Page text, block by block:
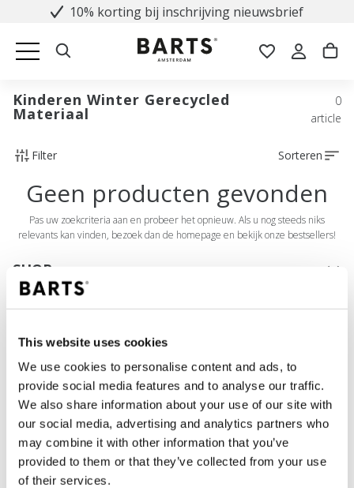
This website uses cookies
We use cookies to personalise content and ads, to
provide social media features and to analyse our traffic.
We also share information about your use of our site with
our social media, advertising and analytics partners who
may combine it with other information that you’ve
provided to them or that they’ve collected from your use
of their services.
10% korting bij inschrijving nieuwsbrief
Kinderen Winter Gerecycled
Materiaal
0
article
Filter Sorteren
Geen producten gevonden
Pas uw zoekcriteria aan en probeer het opnieuw. Als u nog steeds niks
relevants kan vinden, bezoek dan de homepage en bekijk onze bestsellers!
SHOP
Dames
Meisjes
Jongens
Baby's
SUPPORT
Maattabellen